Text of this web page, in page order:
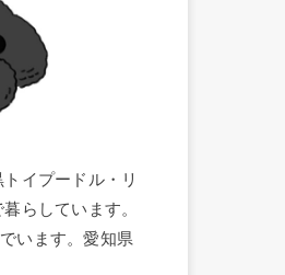
イプードル・リ
らしています。
います。愛知県